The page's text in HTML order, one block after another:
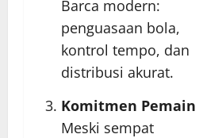
Barca modern:
penguasaan bola,
kontrol tempo, dan
distribusi akurat.
Komitmen Pemain
Meski sempat